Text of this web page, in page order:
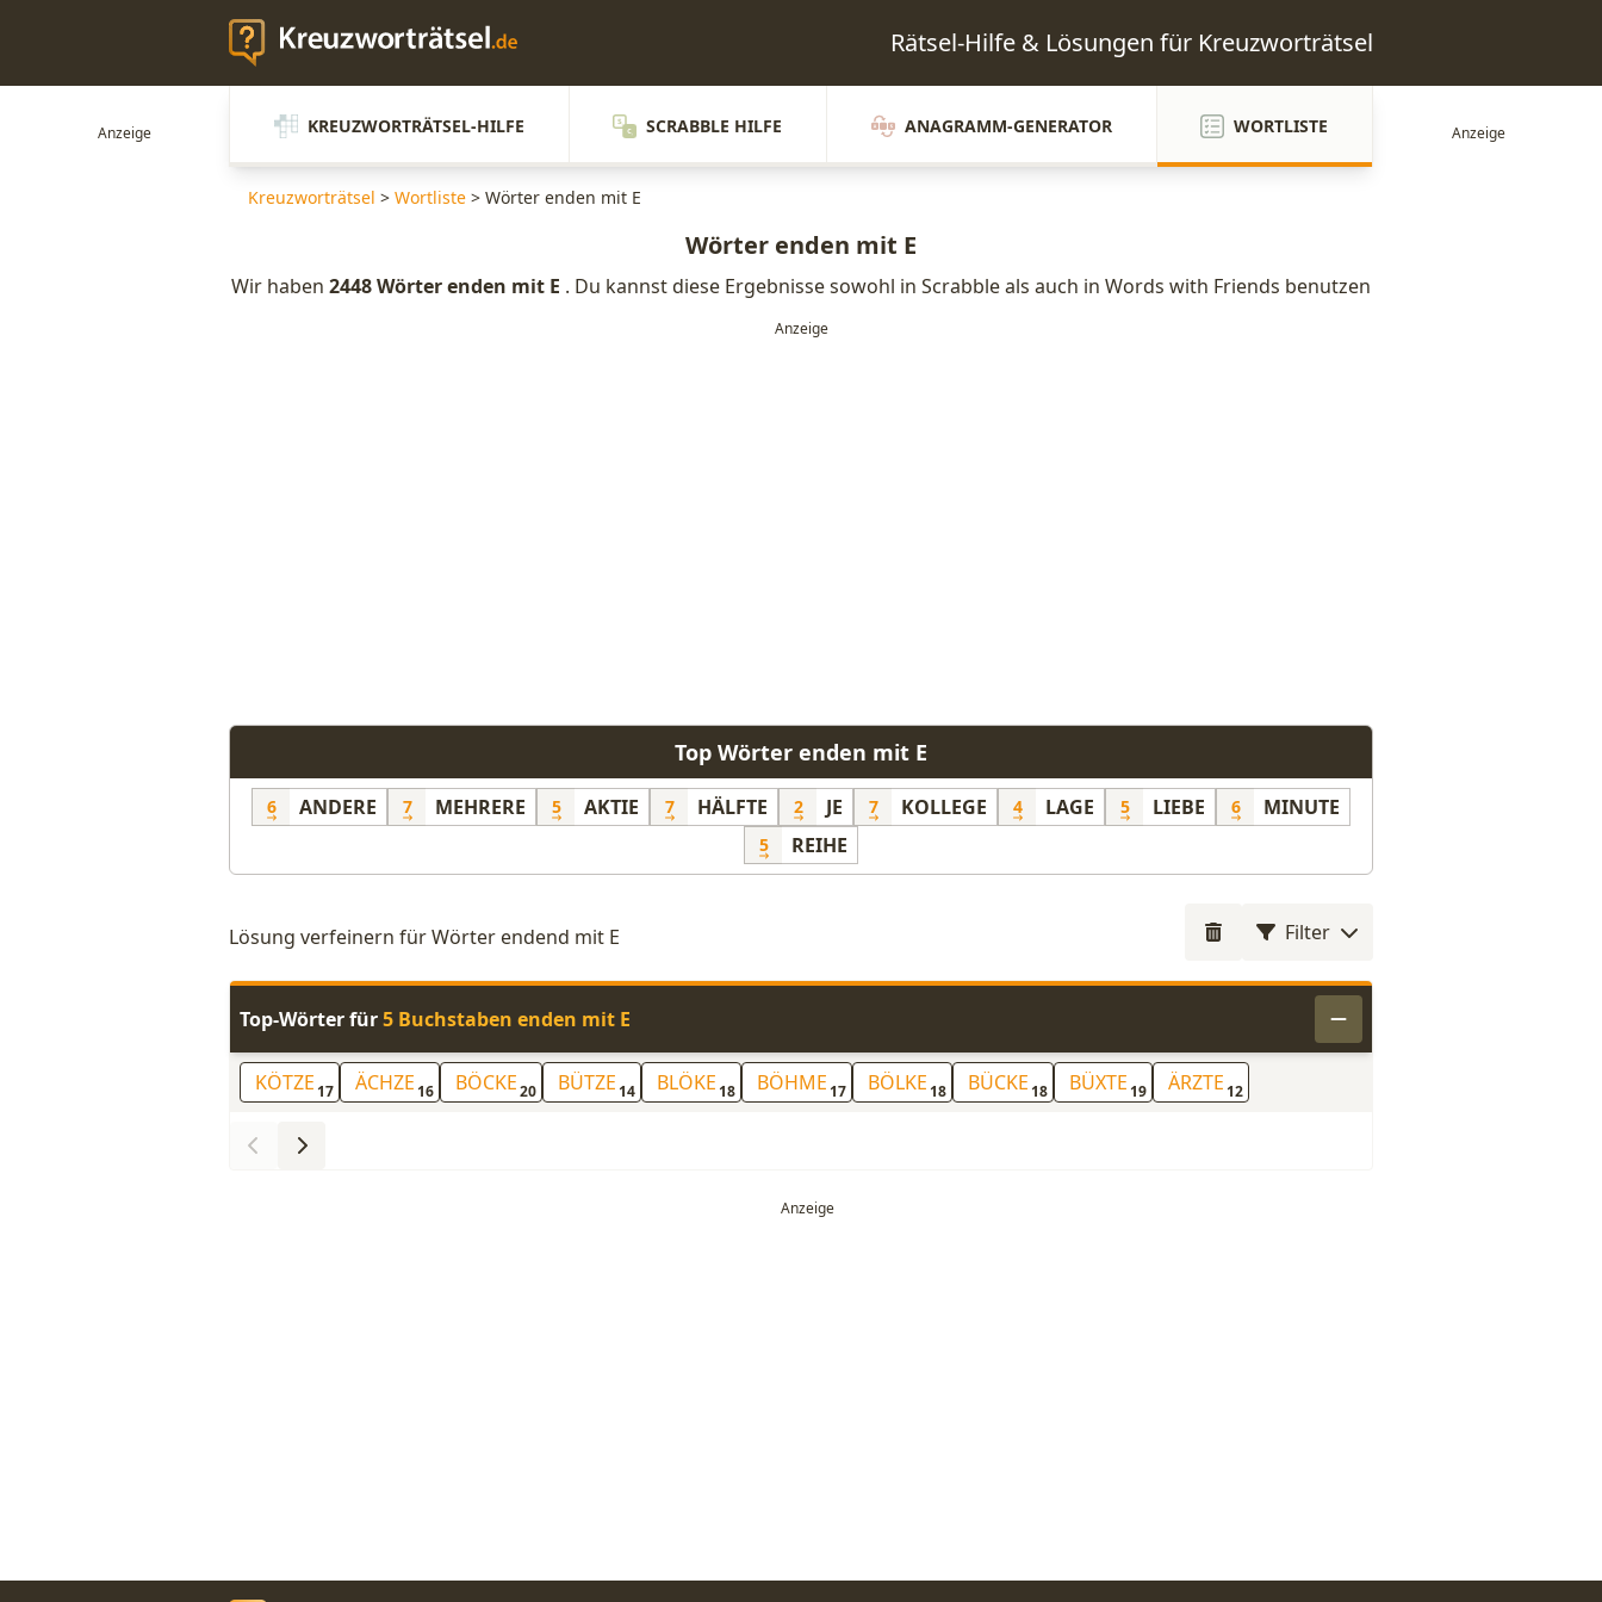
Rätsel-Hilfe & Lösungen für Kreuzworträtsel
KREUZWORTRÄTSEL-HILFE SCRABBLE HILFE ANAGRAMM-GENERATOR WORTLISTE
Kreuzworträtsel > Wortliste > Wörter enden mit E
Wörter enden mit E
Wir haben 2448 Wörter enden mit E . Du kannst diese Ergebnisse sowohl in Scrabble als auch in Words with Friends benutzen
Top Wörter enden mit E
6 ANDERE 7 MEHRERE 5 AKTIE 7 HÄLFTE 2 JE 7 KOLLEGE 4 LAGE 5 LIEBE 6 MINUTE
5 REIHE
Lösung verfeinern für Wörter endend mit E Filter
Top-Wörter für5 Buchstaben enden mit E
KÖTZE 17 ÄCHZE 16 BÖCKE20 BÜTZE 14 BLÖKE 18 BÖHME 17 BÖLKE 18 BÜCKE 18 BÜXTE 19 ÄRZTE 12